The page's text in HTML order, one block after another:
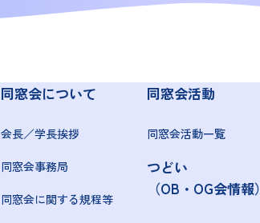
同窓会について
会長／学長挨拶
同窓会事務局
同窓会に関する規程等
同窓会活動
同窓会活動一覧
つどい
（OB・OG会情報）